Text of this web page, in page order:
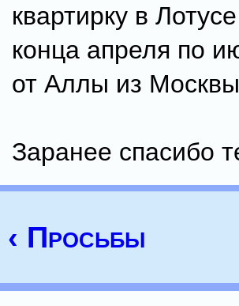
квартирку в
конца апреля по
от Аллы из
Заранее спасибо
‹ Просьбы